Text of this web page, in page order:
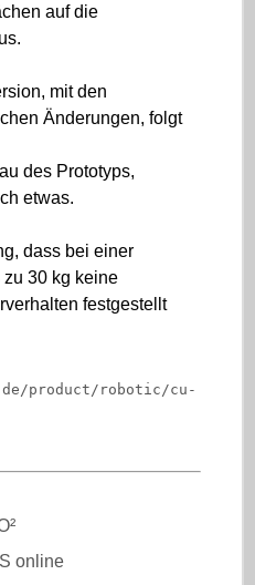
auf die
mit den
Änderungen, folgt
des Prototyps,
etwas.
dass bei einer
30 kg keine
festgestellt
product/robotic/cu-
online